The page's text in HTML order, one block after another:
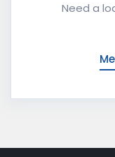
Need a